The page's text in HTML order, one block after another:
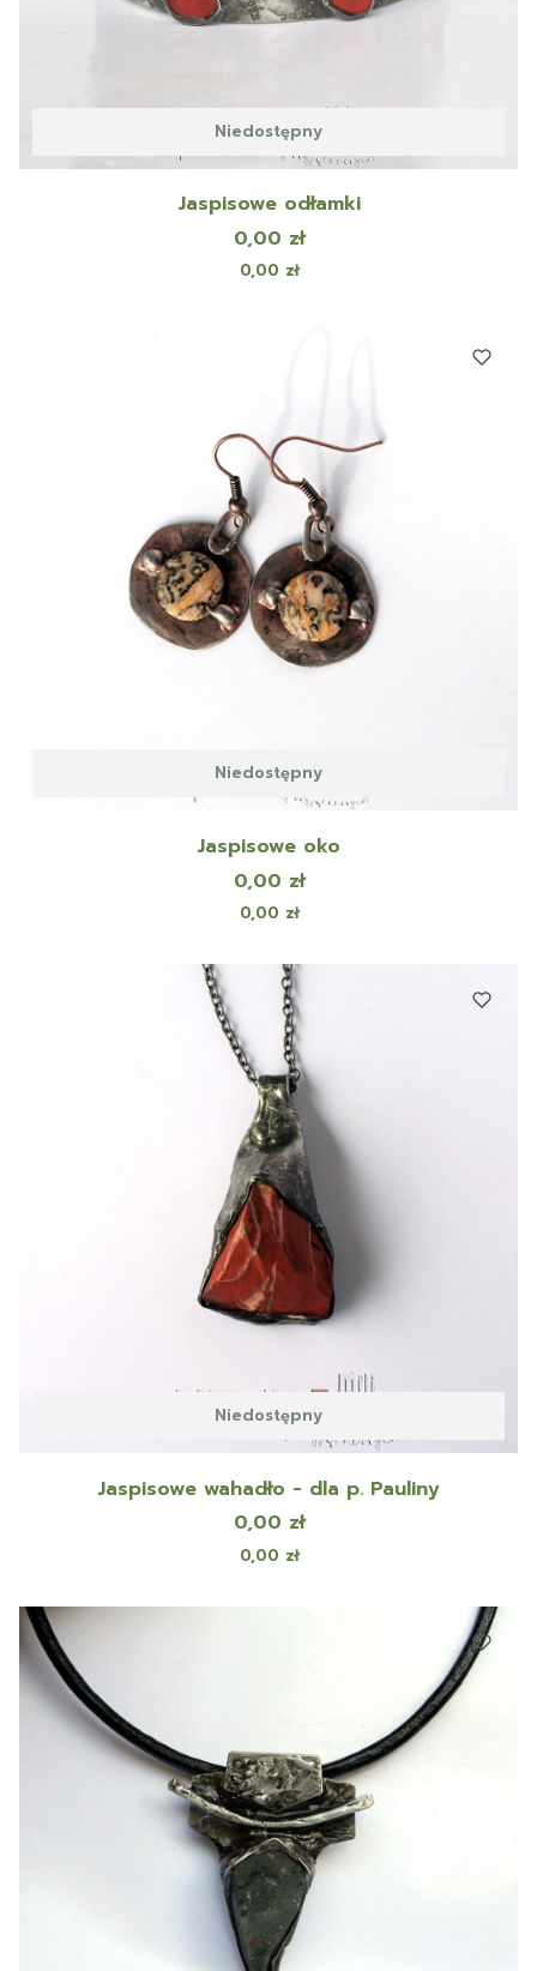
Niedostępny
Jaspisowe odłamki
Cena
0,00 zł
Cena
0,00 zł
Niedostępny
Jaspisowe oko
Cena
0,00 zł
Cena
0,00 zł
Niedostępny
Jaspisowe wahadło - dla p. Pauliny
Cena
0,00 zł
Cena
0,00 zł